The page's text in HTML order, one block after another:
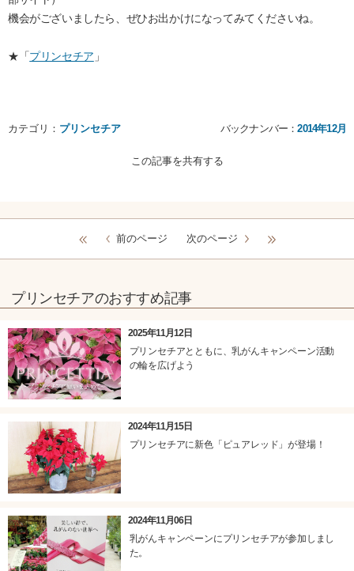
機会がございましたら、ぜひお出かけになってみてくださいね。
★「プリンセチア 」
カテゴリ： プリンセチア バックナンバー：2014年12月
この記事を共有する
前のページ 次のページ
プリンセチアのおすすめ記事
2025年11月12日
プリンセチアとともに、乳がんキャンペーン活動
の輪を広げよう
2024年11月15日
プリンセチアに新色「ピュアレッド」が登場！
2024年11月06日
乳がんキャンペーンにプリンセチアが参加しまし
た。